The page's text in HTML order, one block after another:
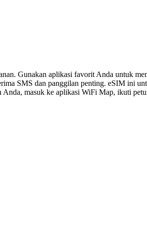
Gunakan aplikasi favorit Anda untuk
SMS dan panggilan penting. eSIM ini
masuk ke aplikasi WiFi Map, ikuti